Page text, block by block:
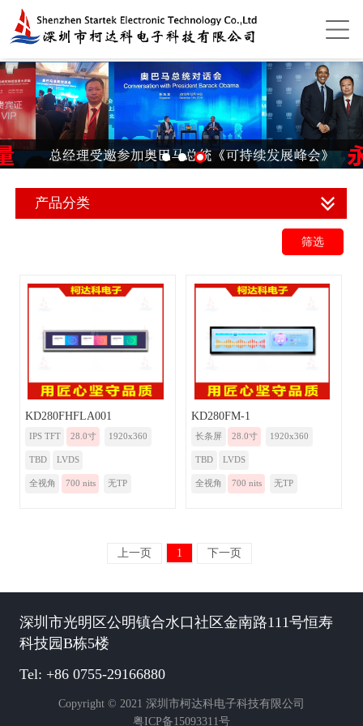
产品分类
筛选
KD280FHFLA001
IPS TFT 28.0寸 1920x360
TBD LVDS
全视角 700 nits 无TP
KD280FM-1
长条屏 28.0寸 1920x360
TBD LVDS
全视角 700 nits 无TP
上一页 1 下一页
深圳市光明区公明镇合水口社区金南路111号恒寿
科技园B栋5楼
Tel: +86 0755-29166880
Copyright © 2021 深圳市柯达科电子科技有限公司
粤ICP备15093311号